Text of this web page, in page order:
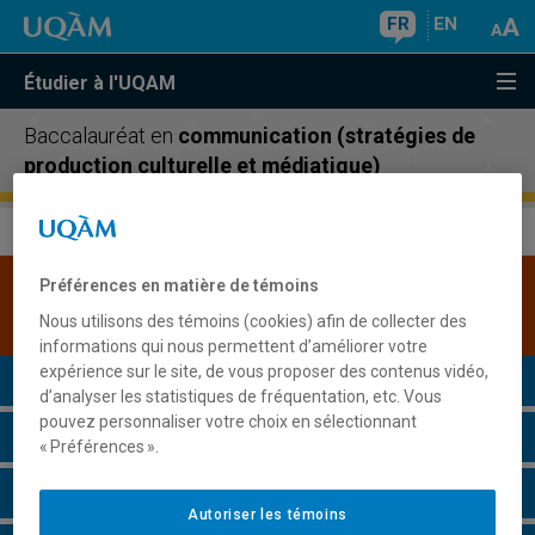
FR EN
Étudier à l'UQAM
Baccalauréat en communication (stratégies de
production culturelle et médiatique)
Une version plus récente de ce programme est
disponible.Cliquez ici pour la consulter.
Présentation du programme
Conditions d'admission
Cours à suivre et horaires
Préférences en matière de témoins
Nous utilisons des témoins (cookies) afin de collecter des
informations qui nous permettent d’améliorer votre
expérience sur le site, de vous proposer des contenus vidéo,
d’analyser les statistiques de fréquentation, etc. Vous
pouvez personnaliser votre choix en sélectionnant
« Préférences ».
Autoriser les témoins